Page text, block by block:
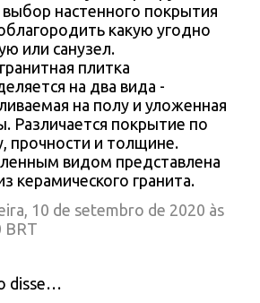
настенного покрытия
какую угодно
или санузел.
плитка
на два вида -
на полу и уложенная
Различается покрытие по
прочности и толщине.
видом представлена
керамического гранита.
10 de setembro de 2020 às
BRT
disse…